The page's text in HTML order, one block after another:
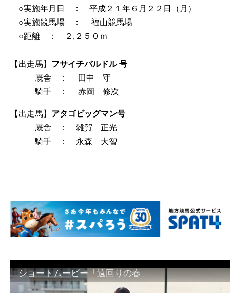
○実施年月日 ： 平成２１年６月２２日（月）
○実施競馬場 ： 福山競馬場
○距離 ： ２,２５０ｍ
【出走馬】 フサイチバルドル 号
厩舎 ： 田中 守
騎手 ： 赤岡 修次
【出走馬】 アタゴビッグマン号
厩舎 ： 雑賀 正光
騎手 ： 永森 大智
ショートムービー「遠回りの春」